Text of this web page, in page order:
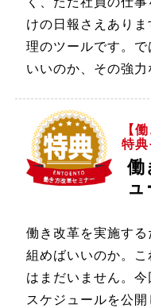
けの日報さえあり
理のツールです。
いいのか、その強力
【
特典
働
ュ
働き改革を実施す
組めばいいのか。
はまだいません。
スケジュールを公